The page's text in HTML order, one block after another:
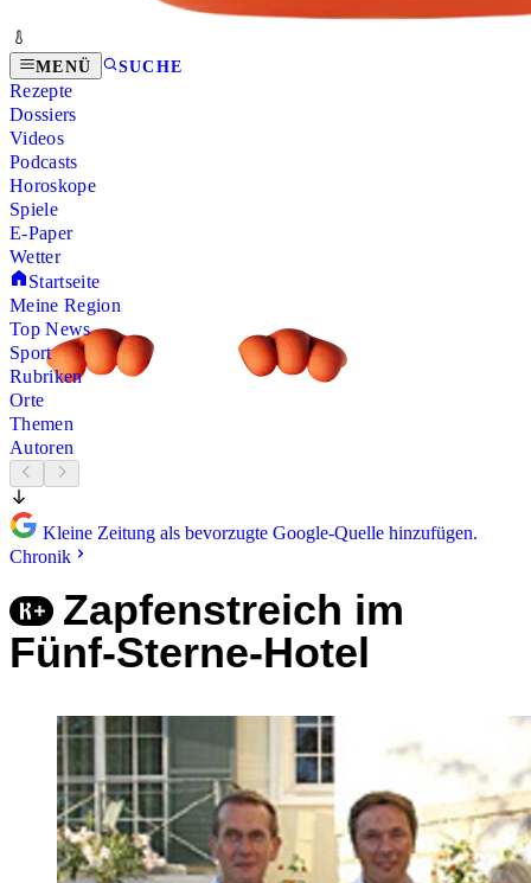
MENÜ SUCHE
Rezepte
Dossiers
Videos
Podcasts
Horoskope
Spiele
E-Paper
Wetter
Startseite
Meine Region
Top News
Sport
Rubriken
Orte
Themen
Autoren
Kleine Zeitung als bevorzugte Google-Quelle hinzufügen.
Chronik
Zapfenstreich im
Fünf-Sterne-Hotel